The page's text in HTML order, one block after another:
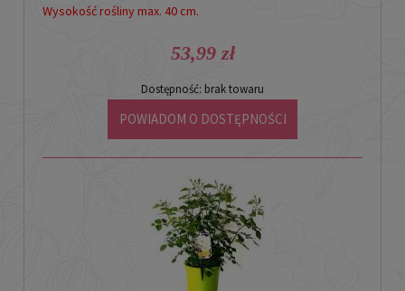
Wysokość rośliny max. 40 cm.
53,99 zł
Dostępność: brak towaru
POWIADOM O DOSTĘPNOŚCI